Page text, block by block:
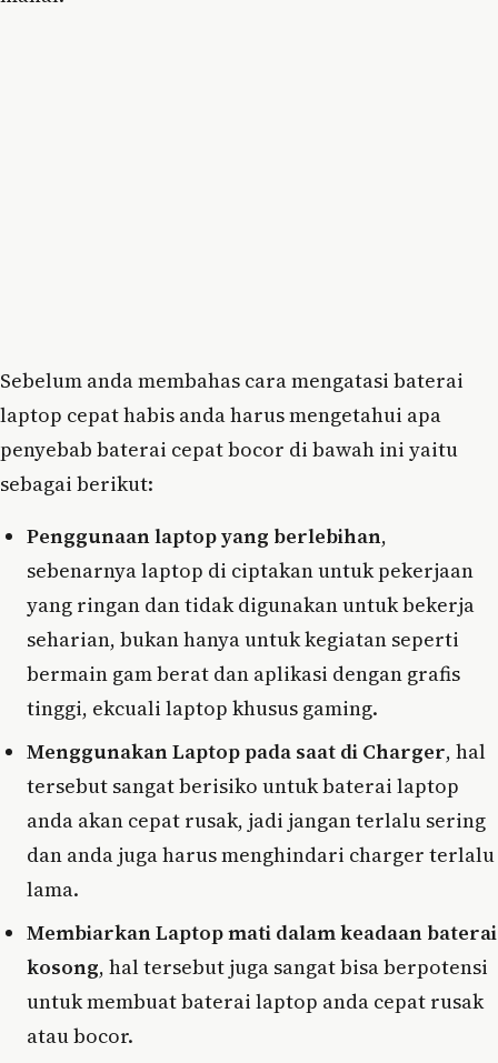
Sebelum anda membahas cara mengatasi baterai
laptop cepat habis anda harus mengetahui apa
penyebab baterai cepat bocor di bawah ini yaitu
sebagai berikut:
Penggunaan laptop yang berlebihan,
sebenarnya laptop di ciptakan untuk pekerjaan
yang ringan dan tidak digunakan untuk bekerja
seharian, bukan hanya untuk kegiatan seperti
bermain gam berat dan aplikasi dengan grafis
tinggi, ekcuali laptop khusus gaming.
Menggunakan Laptop pada saat di Charger, hal
tersebut sangat berisiko untuk baterai laptop
anda akan cepat rusak, jadi jangan terlalu sering
dan anda juga harus menghindari charger terlalu
lama.
Membiarkan Laptop mati dalam keadaan baterai
kosong, hal tersebut juga sangat bisa berpotensi
untuk membuat baterai laptop anda cepat rusak
atau bocor.